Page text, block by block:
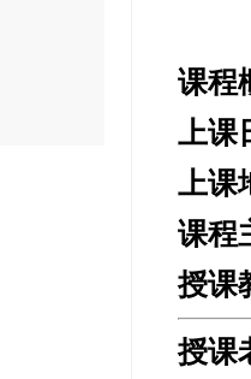
课程
上课
上课
课程
授课
授课